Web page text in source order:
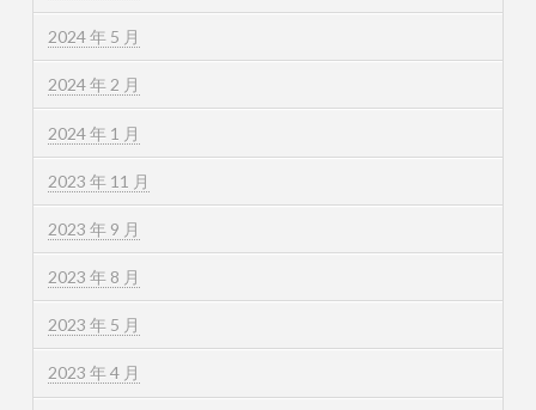
2024 年 5 月
2024 年 2 月
2024 年 1 月
2023 年 11 月
2023 年 9 月
2023 年 8 月
2023 年 5 月
2023 年 4 月